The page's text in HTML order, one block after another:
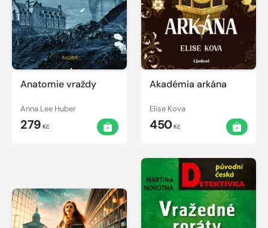
Anatomie vraždy
Anna Lee Huber
279 Kč
Akadémia arkána
Elise Kova
450Kč